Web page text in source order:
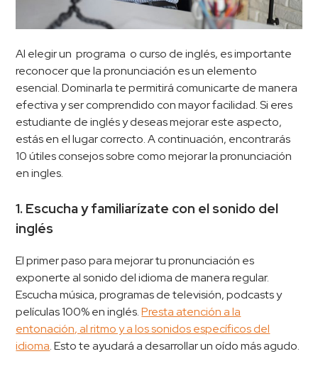
Al elegir un programa o curso de inglés, es importante
reconocer que la pronunciación es un elemento
esencial. Dominarla te permitirá comunicarte de manera
efectiva y ser comprendido con mayor facilidad. Si eres
estudiante de inglés y deseas mejorar este aspecto,
estás en el lugar correcto. A continuación, encontrarás
10 útiles consejos sobre como mejorar la pronunciación
en ingles.
1. Escucha y familiarízate con el sonido del
inglés
El primer paso para mejorar tu pronunciación es
exponerte al sonido del idioma de manera regular.
Escucha música, programas de televisión, podcasts y
películas 100% en inglés.Presta atención a la
entonación, al ritmo y a los sonidos específicos del
idioma. Esto te ayudará a desarrollar un oído más agudo.